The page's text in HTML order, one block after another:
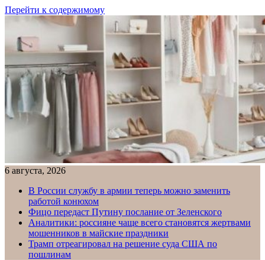
Перейти к содержимому
6 августа, 2026
В России службу в армии теперь можно заменить
работой конюхом
Фицо передаст Путину послание от Зеленского
Аналитики: россияне чаще всего становятся жертвами
мошенников в майские праздники
Трамп отреагировал на решение суда США по
пошлинам